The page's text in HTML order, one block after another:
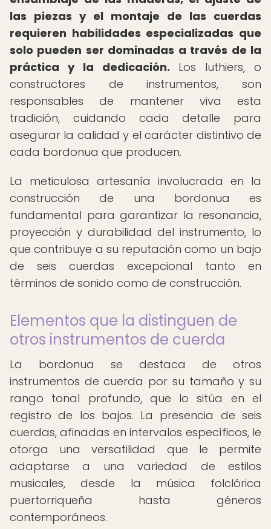
las piezas y el montaje de las cuerdas
requieren habilidades especializadas que
solo pueden ser dominadas a través de la
práctica y la dedicación. Los luthiers, o
constructores de instrumentos, son
responsables de mantener viva esta
tradición, cuidando cada detalle para
asegurar la calidad y el carácter distintivo de
cada bordonua que producen.
La meticulosa artesanía involucrada en la
construcción de una bordonua es
fundamental para garantizar la resonancia,
proyección y durabilidad del instrumento, lo
que contribuye a su reputación como un bajo
de seis cuerdas excepcional tanto en
términos de sonido como de construcción.
Elementos que la distinguen de
otros instrumentos de cuerda
La bordonua se destaca de otros
instrumentos de cuerda por su tamaño y su
rango tonal profundo, que lo sitúa en el
registro de los bajos. La presencia de seis
cuerdas, afinadas en intervalos específicos, le
otorga una versatilidad que le permite
adaptarse a una variedad de estilos
musicales, desde la música folclórica
puertorriqueña hasta géneros
contemporáneos.